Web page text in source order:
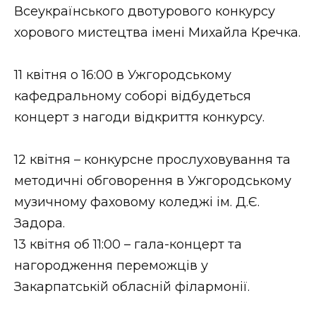
Всеукраїнського двотурового конкурсу
хорового мистецтва імені Михайла Кречка.
11 квітня о 16:00 в Ужгородському
кафедральному соборі відбудеться
концерт з нагоди відкриття конкурсу.
12 квітня – конкурсне прослуховування та
методичні обговорення в Ужгородському
музичному фаховому коледжі ім. Д.Є.
Задора.
13 квітня об 11:00 – гала-концерт та
нагородження переможців у
Закарпатській обласній філармонії.